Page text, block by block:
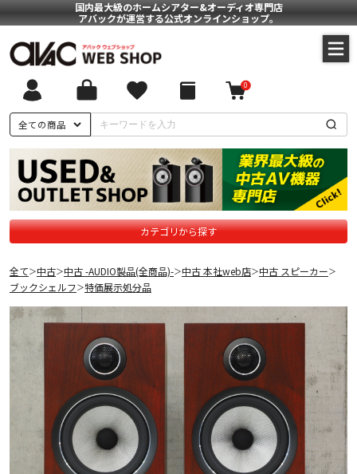
国内最大級のホームシアター&オーディオ専門店
アバックが運営する公式オンラインショップ。
全ての商品
0
カテゴリから探す
全て＞中古＞中古 -AUDIO製品(全商品)-＞中古 本社web店＞中古 スピーカー＞
ブックシェルフ＞特価展示処分品